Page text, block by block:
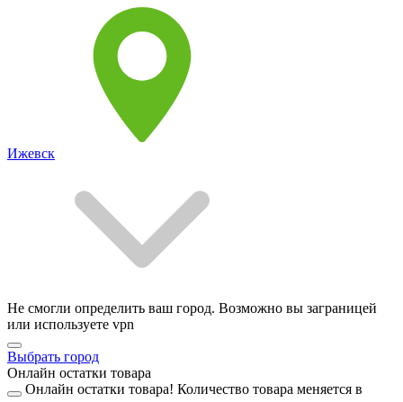
Ижевск
Не смогли определить ваш город. Возможно вы заграницей
или используете vpn
Выбрать город
Онлайн остатки товара
Онлайн остатки товара! Количество товара меняется в